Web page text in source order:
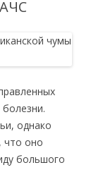
однако
что оно
большого